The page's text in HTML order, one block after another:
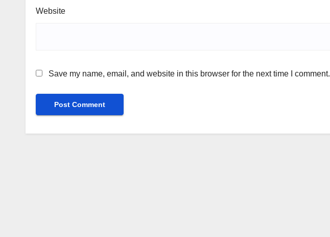
Website
Save my name, email, and website in this browser for the next time I comment.